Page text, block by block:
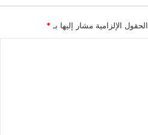
الحقول الإلزامية مشار إليها بـ *